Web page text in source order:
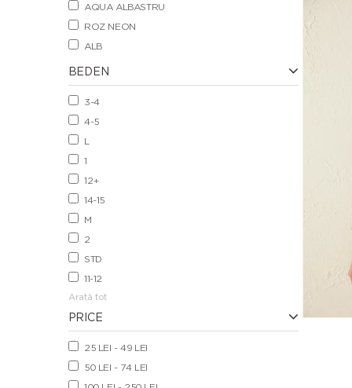
AQUA ALBASTRU
ROZ NEON
ALB
BEDEN
3-4
4-5
L
1
12+
14-15
M
2
STD
11-12
Arată tot
PRICE
25 LEI - 49 LEI
50 LEI - 74 LEI